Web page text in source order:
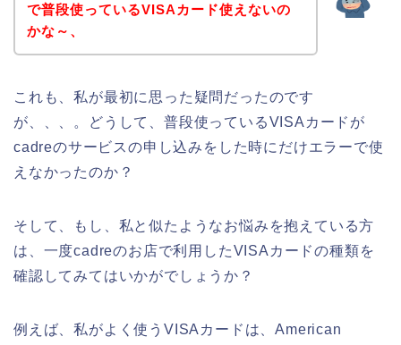
で普段使っているVISAカード使えないの
かな～、
これも、私が最初に思った疑問だったのです
が、、、。どうして、普段使っているVISAカードが
cadreのサービスの申し込みをした時にだけエラーで使
えなかったのか？
そして、もし、私と似たようなお悩みを抱えている方
は、一度cadreのお店で利用したVISAカードの種類を
確認してみてはいかがでしょうか？
例えば、私がよく使うVISAカードは、American